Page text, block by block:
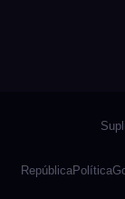
RepúblicaPolítica